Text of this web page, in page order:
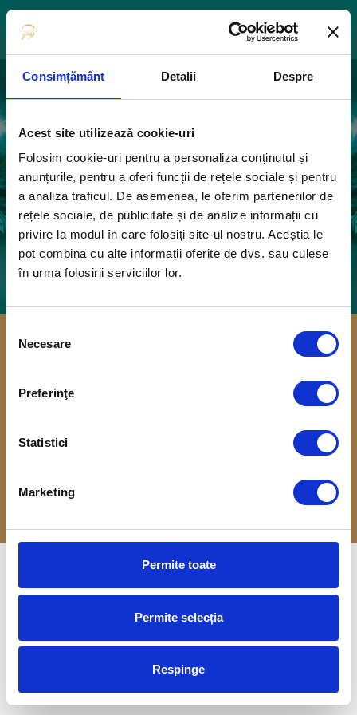
Consimțământ Detalii Despre
Acest site utilizează cookie-uri
Folosim cookie-uri pentru a personaliza conținutul și
anunțurile, pentru a oferi funcții de rețele sociale și pentru
a analiza traficul. De asemenea, le oferim partenerilor de
rețele sociale, de publicitate și de analize informații cu
privire la modul în care folosiți site-ul nostru. Aceștia le
pot combina cu alte informații oferite de dvs. sau culese
în urma folosirii serviciilor lor.
consimțământului
Necesare
Preferinţe
Statistici
Marketing
Permite toate
Permite selecția
Respinge
Eroare 404 - pagina pe care o cauți nu a fost
găsită.
ACASĂ
DESPRE
INTEGRITATE MACROMEX